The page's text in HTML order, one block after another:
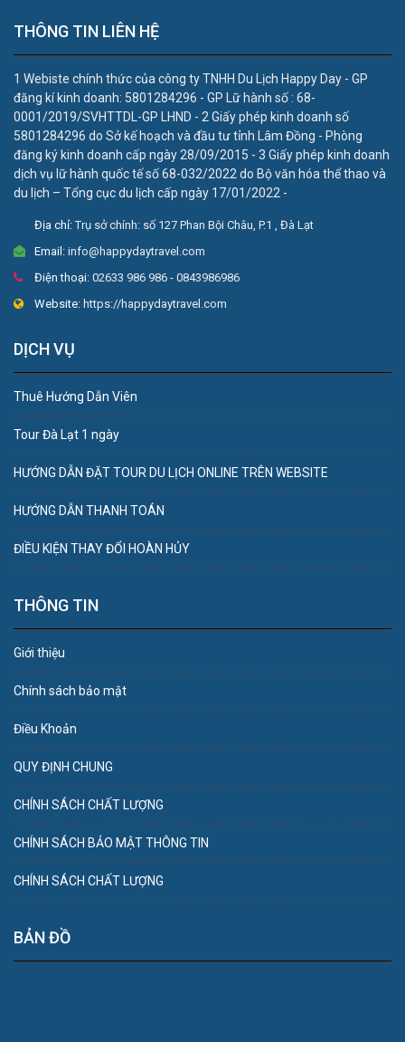
THÔNG TIN LIÊN HỆ
1 Webiste chính thức của công ty TNHH Du Lịch Happy Day - GP
đăng kí kinh doanh: 5801284296 - GP Lữ hành số : 68-
0001/2019/SVHTTDL-GP LHND - 2 Giấy phép kinh doanh số
5801284296 do Sở kế hoạch và đầu tư tỉnh Lâm Đồng - Phòng
đăng ký kinh doanh cấp ngày 28/09/2015 - 3 Giấy phép kinh doanh
dịch vụ lữ hành quốc tế số 68-032/2022 do Bộ văn hóa thể thao và
du lịch – Tổng cục du lịch cấp ngày 17/01/2022 -
Địa chỉ:Trụ sở chính: số 127 Phan Bội Châu, P.1 , Đà Lạt
Email: info@happydaytravel.com
Điện thoại: 02633 986 986 - 0843986986
Website: https://happydaytravel.com
DỊCH VỤ
Thuê Hướng Dẫn Viên
Tour Đà Lạt 1 ngày
HƯỚNG DẪN ĐẶT TOUR DU LỊCH ONLINE TRÊN WEBSITE
HƯỚNG DẪN THANH TOÁN
ĐIỀU KIỆN THAY ĐỔI HOÀN HỦY
THÔNG TIN
Giới thiệu
Chính sách bảo mật
Điều Khoản
QUY ĐỊNH CHUNG
CHÍNH SÁCH CHẤT LƯỢNG
CHÍNH SÁCH BẢO MẬT THÔNG TIN
CHÍNH SÁCH CHẤT LƯỢNG
BẢN ĐỒ